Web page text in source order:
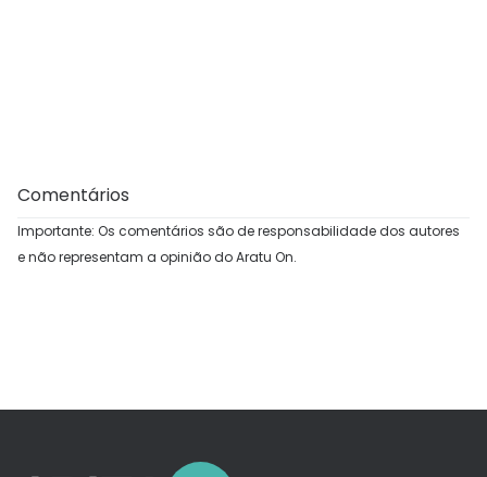
Comentários
Importante: Os comentários são de responsabilidade dos autores
e não representam a opinião do Aratu On.